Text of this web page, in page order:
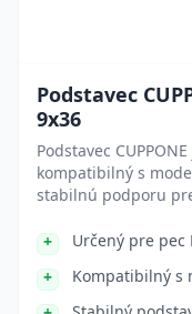
Podstavec
9x36
Podstavec
kompatibilný s
stabilnú podporu
Určený pre pec
Kompatibilný s